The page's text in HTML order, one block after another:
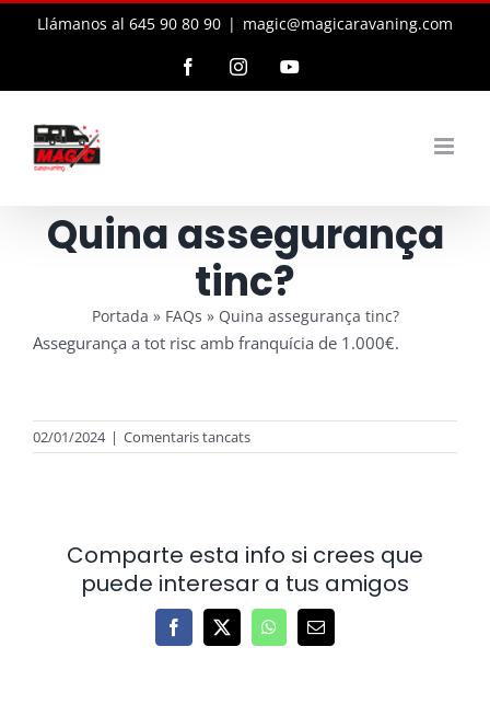
Skip
Llámanos al 645 90 80 90 | magic@magicaravaning.com
FacebookInstagramYouTube
Quina assegurança
tinc?
Portada » FAQs » Quina assegurança tinc?
Assegurança a tot risc amb franquícia de 1.000€.
02/01/2024 | Comentaris tancatsa
Quina
Comparte esta info si crees que
puede interesar a tus amigos
Facebook
X WhatsAppEmail: